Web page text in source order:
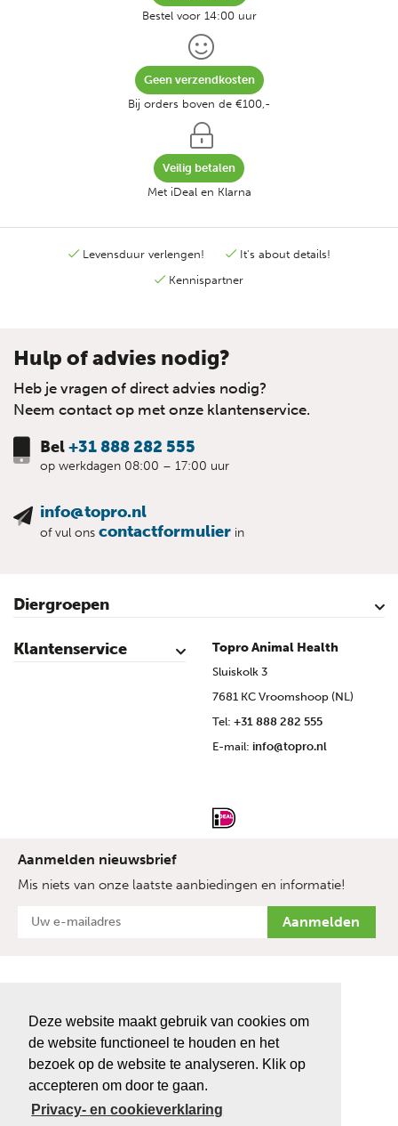
Deze website maakt gebruik van cookies om
de website functioneel te houden en het
bezoek op de website te analyseren. Klik op
accepteren om door te gaan.
Privacy- en cookieverklaring
Bestel voor 14:00 uur
Geen verzendkosten
Bij orders boven de €100,-
Veilig betalen
Met iDeal en Klarna
Levensduur verlengen!
It's about details!
Kennispartner
Hulp of advies nodig?
Heb je vragen of direct advies nodig?
Neem contact op met onze klantenservice.
Bel+31 888 282 555
op werkdagen 08:00 – 17:00 uur
info@topro.nl
of vul ons contactformulier in
Diergroepen
Rundvee
Kalveren
Schapen
Schaap lammeren
Geiten
Geit lammeren
Varkens
Biggen
Pluimvee
Klantenservice
Contact
Mijn account
Veilig winkelen
Algemene voorwaarden
Privacy- en cookieverklaring
Disclaimer
Bronvermelding
Sitemap
Topro Partners
Cow Programme krant archief
Topro Animal Health
Sluiskolk 3
7681 KC Vroomshoop (NL)
Tel: +31 888 282 555
E-mail: info@topro.nl
Aanmelden nieuwsbrief
Mis niets van onze laatste aanbiedingen en informatie!